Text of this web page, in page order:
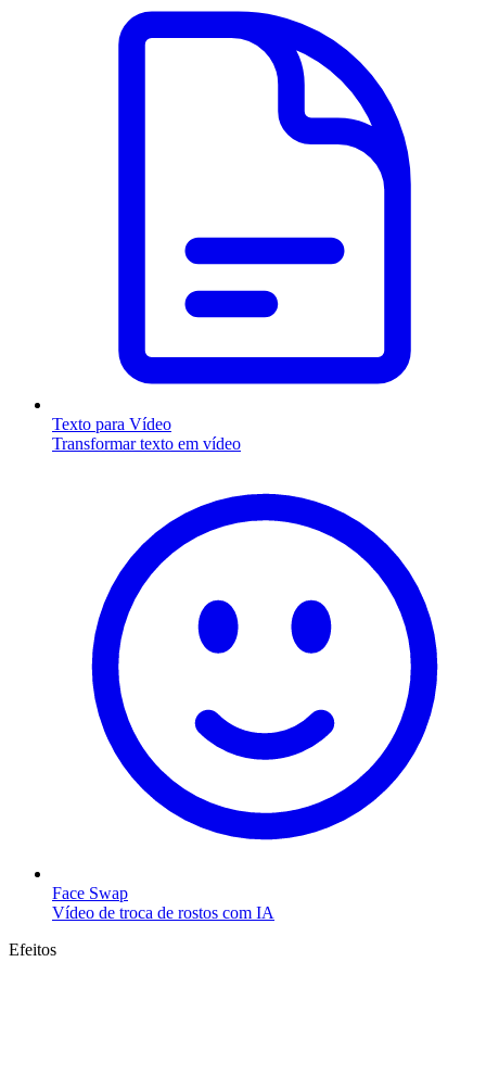
Texto para Vídeo
Transformar texto em vídeo
Face Swap
Vídeo de troca de rostos com IA
Efeitos